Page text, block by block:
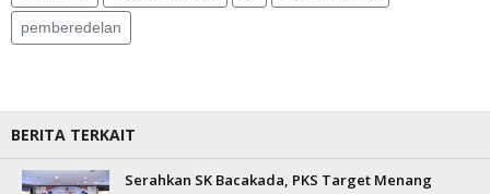
pemberedelan
BERITA TERKAIT
Serahkan SK Bacakada, PKS Target Menang